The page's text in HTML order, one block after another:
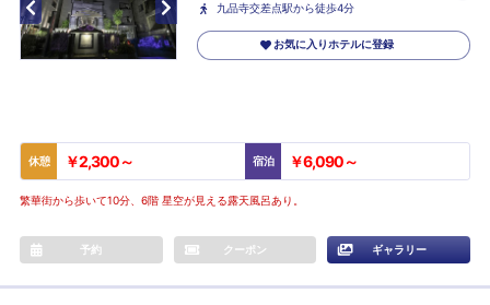
九品寺交差点駅から徒歩4分
お気に入りホテルに登録
休憩 ￥2,300～ 宿泊 ￥6,090～
繁華街から歩いて10分、6階 星空が見える露天風呂あり。
予約 クーポン ギャラリー